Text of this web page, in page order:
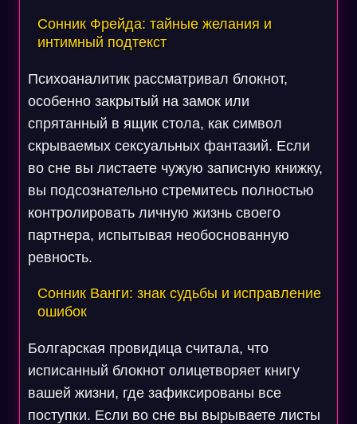
Сонник Фрейда: тайные желания и
интимный подтекст
Психоаналитик рассматривал блокнот,
особенно закрытый на замок или
спрятанный в ящик стола, как символ
скрываемых сексуальных фантазий. Если
во сне вы листаете чужую записную книжку,
вы подсознательно стремитесь полностью
контролировать личную жизнь своего
партнера, испытывая необоснованную
ревность.
Сонник Ванги: знак судьбы и исправление
ошибок
Болгарская провидица считала, что
исписанный блокнот олицетворяет книгу
вашей жизни, где зафиксированы все
поступки. Если во сне вы вырываете листы